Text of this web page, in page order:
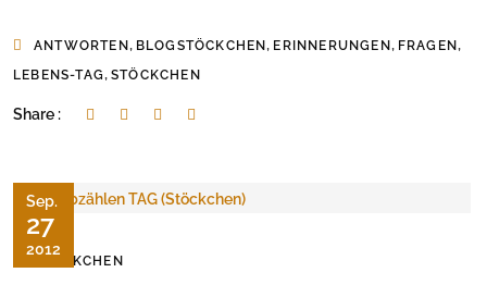
ANTWORTEN , BLOGSTÖCKCHEN, ERINNERUNGEN , FRAGEN,
LEBENS-TAG, STÖCKCHEN
Share :
Sep.
27
2012
STÖCKCHEN